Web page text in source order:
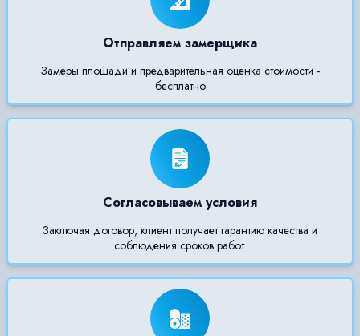
Отправляем замерщика
Замеры площади и предварительная оценка стоимости -
бесплатно
Согласовываем условия
Заключая договор, клиент получает гарантию качества и
соблюдения сроков работ.